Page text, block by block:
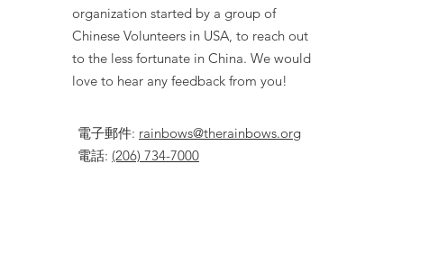
organization started by a group of
Chinese Volunteers in USA, to reach out
to the less fortunate in China. We would
love to hear any feedback from you!
電子郵件: rainbows@therainbows.org
電話: (206) 734-7000